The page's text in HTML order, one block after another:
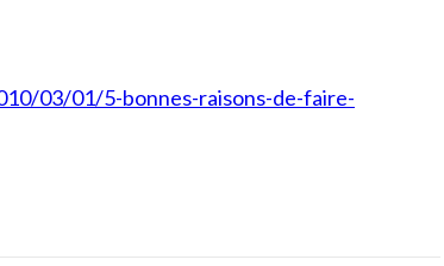
03/01/5-bonnes-raisons-de-faire-